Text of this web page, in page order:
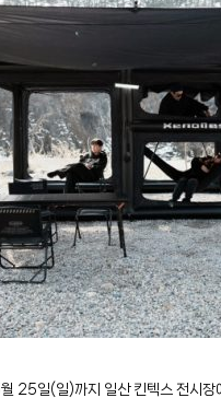
일(일)까지 일산 킨텍스 전시장